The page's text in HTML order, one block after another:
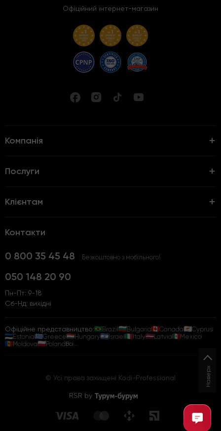
Офіційний інтернет-магазин
Компанія
Послуги
Клієнтам
Контакти
0 800 35 45 48 Безкоштовно з мобільного!
050 148 20 90
Пн-Пт: 9-18
Сб-Нд: вихідні
Офіційне представництво: Brazil Bulgaria Canada
Cyprus
Estonia
Greece Hungary Israel Italy Latvia
Mexico
Moldova
PolandВсі...
© Усі права захищені Kodi-Professional
RSR by
Наверх